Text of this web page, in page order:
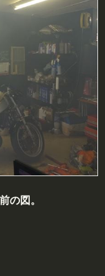
の図。